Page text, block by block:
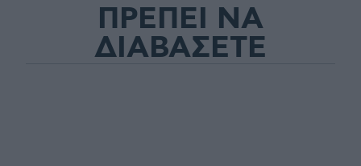
ΠΡΕΠΕΙ ΝΑ
ΔΙΑΒΑΣΕΤΕ